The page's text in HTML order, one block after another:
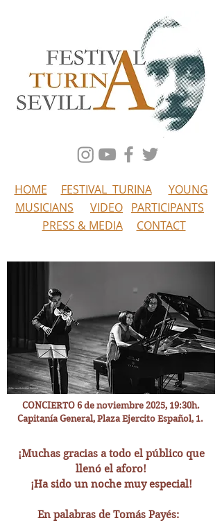
HOME FESTIVAL TURINA
YOUNG
MUSICIANS
VIDEO PARTICIPANTS
PRESS & MEDIA
CONTACT
©AdrianaSchlittlerKausch
CONCIERTO 6 de noviembre 2025, 19:30h.
Capitanía General, Plaza Ejercito Español, 1.
¡Muchas gracias a todo el público que
llenó el aforo!
¡Ha sido un noche muy especial!
En palabras de Tomás Payés: